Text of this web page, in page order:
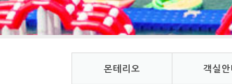
몬테리오 객실